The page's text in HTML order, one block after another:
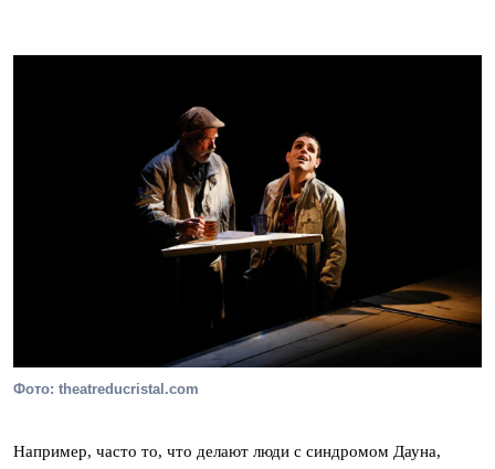
Фото: theatreducristal.com
Например, часто то, что делают люди с синдромом Дауна,